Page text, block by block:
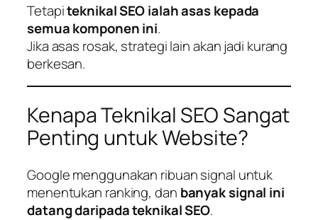
Tetapiteknikal SEO ialah asas kepada
semua komponen ini.
Jika asas rosak, strategi lain akan jadi kurang
berkesan.
Kenapa Teknikal SEO Sangat
Penting untuk Website?
Google menggunakan ribuan signal untuk
menentukan ranking, dan banyak signal ini
datang daripada teknikal SEO.